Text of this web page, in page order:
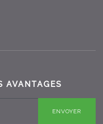
AVANTAGES
ENVOYER